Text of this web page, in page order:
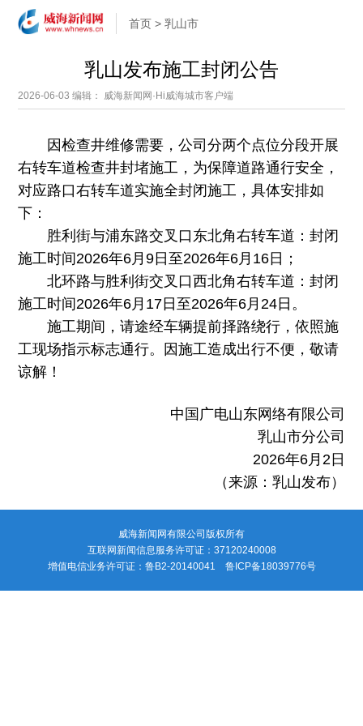
首页 >乳山市
乳山发布施工封闭公告
2026-06-03编辑： 威海新闻网·Hi威海城市客户端
因检查井维修需要，公司分两个点位分段开展
右转车道检查井封堵施工，为保障道路通行安全，
对应路口右转车道实施全封闭施工，具体安排如
下：
胜利街与浦东路交叉口东北角右转车道：封闭
施工时间2026年6月9日至2026年6月16日；
北环路与胜利街交叉口西北角右转车道：封闭
施工时间2026年6月17日至2026年6月24日。
施工期间，请途经车辆提前择路绕行，依照施
工现场指示标志通行。因施工造成出行不便，敬请
谅解！
中国广电山东网络有限公司
乳山市分公司
2026年6月2日
（来源：乳山发布）
威海新闻网有限公司版权所有
互联网新闻信息服务许可证：37120240008
增值电信业务许可证：鲁B2-20140041 鲁ICP备18039776号